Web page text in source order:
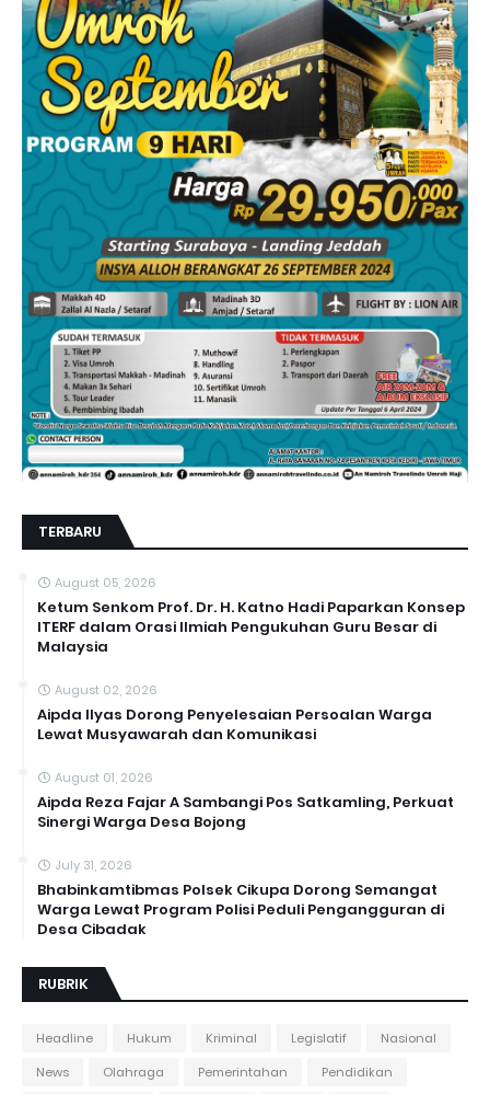
TERBARU
August 05, 2026
Ketum Senkom Prof. Dr. H. Katno Hadi Paparkan Konsep
ITERF dalam Orasi Ilmiah Pengukuhan Guru Besar di
Malaysia
August 02, 2026
Aipda Ilyas Dorong Penyelesaian Persoalan Warga
Lewat Musyawarah dan Komunikasi
August 01, 2026
Aipda Reza Fajar A Sambangi Pos Satkamling, Perkuat
Sinergi Warga Desa Bojong
July 31, 2026
Bhabinkamtibmas Polsek Cikupa Dorong Semangat
Warga Lewat Program Polisi Peduli Pengangguran di
Desa Cibadak
RUBRIK
Headline Hukum Kriminal Legislatif
Nasional
News
Olahraga Pemerintahan Pendidikan